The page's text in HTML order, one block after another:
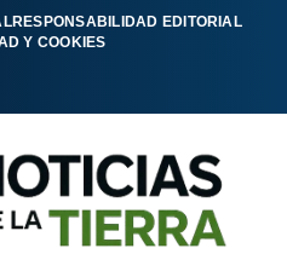
RESPONSABILIDAD EDITORIAL
Y COOKIES